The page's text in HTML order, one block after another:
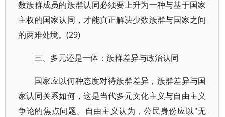
数族群成员的族群认同必须要上升为一种与基于国家
主权的国家认同，才能真正解决少数族群与国家之间
的两难处境。(29)
三、多元还是一体：族群差异与政治认同
国家应以何种态度对待族群差异，族群差异与国
家认同关系如何，这是当代多元文化主义与自由主义
争论的焦点问题。自由主义认为，公民身份应以"无